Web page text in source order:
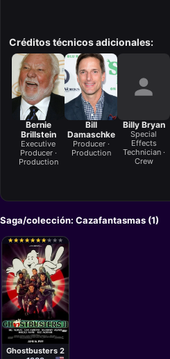
Créditos técnicos adicionales:
Bernie
Brillstein
Executive
Producer ·
Production
Bill
Damaschke
Producer ·
Production
Billy Bryan
Special
Effects
Technician ·
Crew
Saga/colección: Cazafantasmas (1)
★
★★
★★
★★
★★
★★
★★
★★
★ ★
★ ★
★
Película
Ivan Reitman
Ghostbusters 2